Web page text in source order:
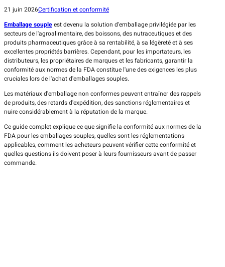
21 juin 2026Certification et conformité
Emballage soupleest devenu la solution d'emballage privilégiée par les
secteurs de l'agroalimentaire, des boissons, des nutraceutiques et des
produits pharmaceutiques grâce à sa rentabilité, à sa légèreté et à ses
excellentes propriétés barrières. Cependant, pour les importateurs, les
distributeurs, les propriétaires de marques et les fabricants, garantir la
conformité aux normes de la FDA constitue l'une des exigences les plus
cruciales lors de l'achat d'emballages souples.
Les matériaux d'emballage non conformes peuvent entraîner des rappels
de produits, des retards d'expédition, des sanctions réglementaires et
nuire considérablement à la réputation de la marque.
Ce guide complet explique ce que signifie la conformité aux normes de la
FDA pour les emballages souples, quelles sont les réglementations
applicables, comment les acheteurs peuvent vérifier cette conformité et
quelles questions ils doivent poser à leurs fournisseurs avant de passer
commande.